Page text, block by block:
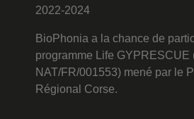
2022-2024
BioPhonia a la chance de
programme Life GYPRESCUE
NAT/FR/001553) mené par le
Régional Corse.